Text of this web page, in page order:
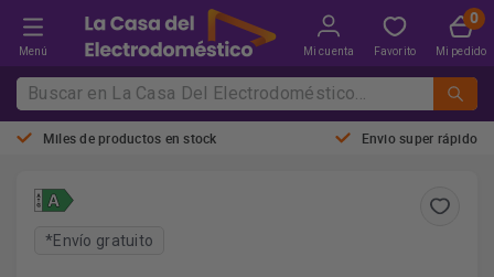
Menú Mi cuenta Favorito Mi pedido
Miles de productos en stock Envio super rápido
*Envío gratuito